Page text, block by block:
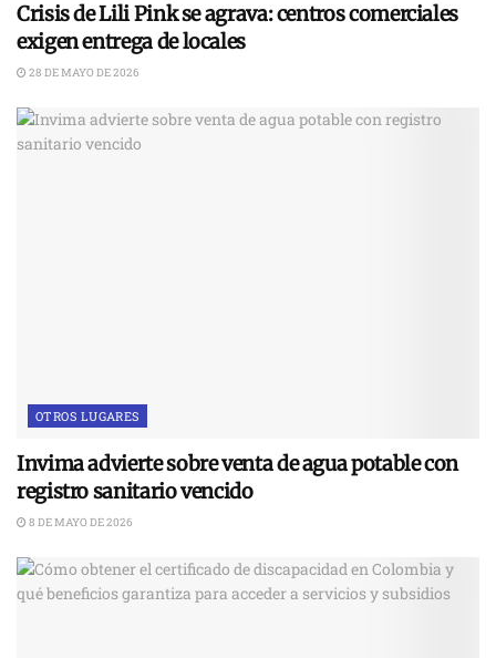
Crisis de Lili Pink se agrava: centros comerciales
exigen entrega de locales
28 DE MAYO DE 2026
OTROS LUGARES
Invima advierte sobre venta de agua potable con
registro sanitario vencido
8 DE MAYO DE 2026